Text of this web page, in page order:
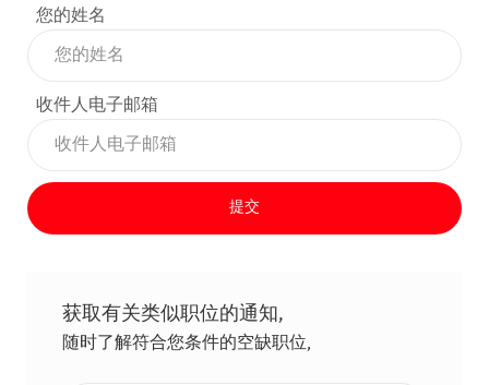
您的姓名
收件人电子邮箱
提交
获取有关类似职位的通知,
随时了解符合您条件的空缺职位,